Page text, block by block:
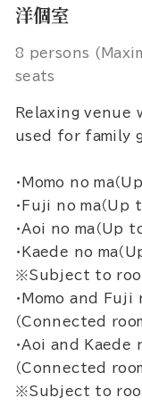
洋個室
8 persons
seats
Relaxing venue
used for family
・Momo no ma（
・Fuji no ma（Up
・Aoi no ma（Up
・Kaede no ma（
※Subject to
・Momo and Fuji
（Connected
・Aoi and Kaede
（Connected
※Subject to